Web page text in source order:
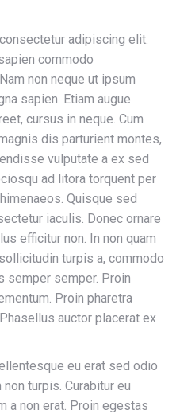
adipiscing elit.
commodo
non neque ut ipsum
sapien. Etiam augue
cursus in neque. Cum
dis parturient montes,
vulputate a ex sed
ad litora torquent per
Quisque sed
iaculis. Donec ornare
efficitur non. In non quam
turpis a, commodo
semper semper. Proin
Proin pharetra
auctor placerat ex
eu erat sed odio
turpis. Curabitur eu
a non erat. Proin egestas